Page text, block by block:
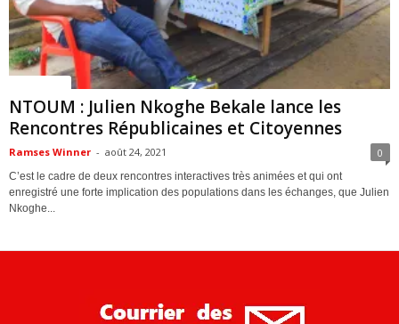
NTOUM : Julien Nkoghe Bekale lance les
Rencontres Républicaines et Citoyennes
Ramses Winner - août 24, 2021 0
C’est le cadre de deux rencontres interactives très animées et qui ont
enregistré une forte implication des populations dans les échanges, que Julien
Nkoghe...